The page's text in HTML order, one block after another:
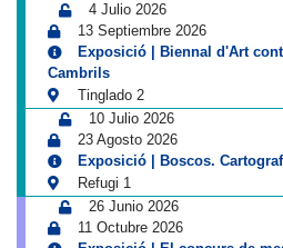
4 Julio 2026
13 Septiembre 2026
Exposició | Biennal d'Art
Cambrils
Tinglado 2
10 Julio 2026
23 Agosto 2026
Exposició | Boscos.
Refugi 1
26 Junio 2026
11 Octubre 2026